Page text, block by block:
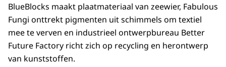
BlueBlocks maakt plaatmateriaal van zeewier, Fabulous
Fungi onttrekt pigmenten uit schimmels om textiel
mee te verven en industrieel ontwerpbureau Better
Future Factory richt zich op recycling en herontwerp
van kunststoffen.